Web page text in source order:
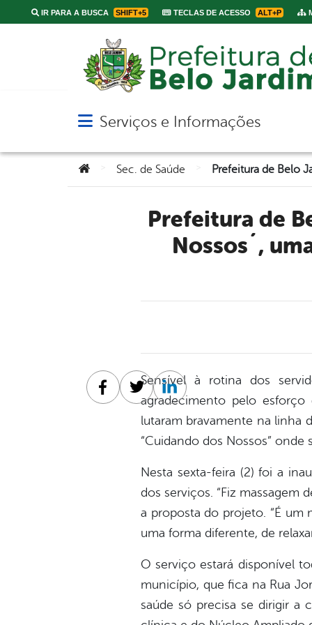
IR PARA A BUSCA SHIFT+5 TECLAS DE ACESSO ALT+P
Abrir menu principal de navegação
Serviços e Informações
Você está aqui:Sec. de Saúde
Prefeitura de Belo Jardim inaugura programa ´Cuidando dos
Nossos´,
Sensível à rotina dos
agradecimento pelo
lutaram bravamente na linha
“Cuidando dos Nossos”
Nesta sexta-feira (2) foi a
dos serviços. “Fiz massagem
a proposta do projeto. “É um
uma forma diferente, de
O serviço estará disponível
município, que fica na Rua
saúde só precisa se dirigir a
Facebook
TwitterLinkedin